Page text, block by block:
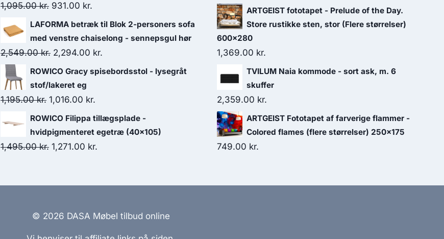
1,095.00kr. 931.00 kr.
LAFORMA betræk til Blok 2-personers sofa
med venstre chaiselong - sennepsgul hør
2,549.00kr. 2,294.00 kr.
ROWICO Gracy spisebordsstol - lysegråt
stof/lakeret eg
1,195.00kr. 1,016.00 kr.
ROWICO Filippa tillægsplade -
hvidpigmenteret egetræ (40x105)
1,495.00kr. 1,271.00 kr.
ARTGEIST fototapet - Prelude of the Day.
Store rustikke sten, stor (Flere størrelser)
600x280
1,369.00 kr.
TVILUM Naia kommode - sort ask, m. 6
skuffer
2,359.00 kr.
ARTGEIST Fototapet af farverige flammer -
Colored flames (flere størrelser) 250x175
749.00 kr.
© 2026 DASA Møbel tilbud online